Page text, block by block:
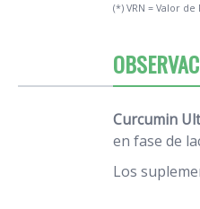
(*) VRN = Valor
Curcumin
en fase de
Los